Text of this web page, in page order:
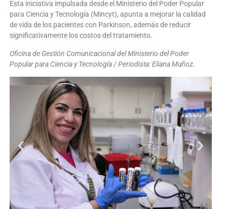
Esta iniciativa impulsada desde el Ministerio del Poder Popular
para Ciencia y Tecnología (Mincyt), apunta a mejorar la calidad
de vida de los pacientes con Parkinson, además de reducir
significativamente los costos del tratamiento.
Oficina de Gestión Comunicacional del Ministerio del Poder
Popular para Ciencia y Tecnología / Periodista: Eliana Muñoz.